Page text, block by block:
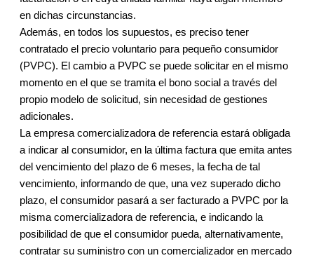
en dichas circunstancias.
Además, en todos los supuestos, es preciso tener
contratado el precio voluntario para pequeño consumidor
(PVPC). El cambio a PVPC se puede solicitar en el mismo
momento en el que se tramita el bono social a través del
propio modelo de solicitud, sin necesidad de gestiones
adicionales.
La empresa comercializadora de referencia estará obligada
a indicar al consumidor, en la última factura que emita antes
del vencimiento del plazo de 6 meses, la fecha de tal
vencimiento, informando de que, una vez superado dicho
plazo, el consumidor pasará a ser facturado a PVPC por la
misma comercializadora de referencia, e indicando la
posibilidad de que el consumidor pueda, alternativamente,
contratar su suministro con un comercializador en mercado